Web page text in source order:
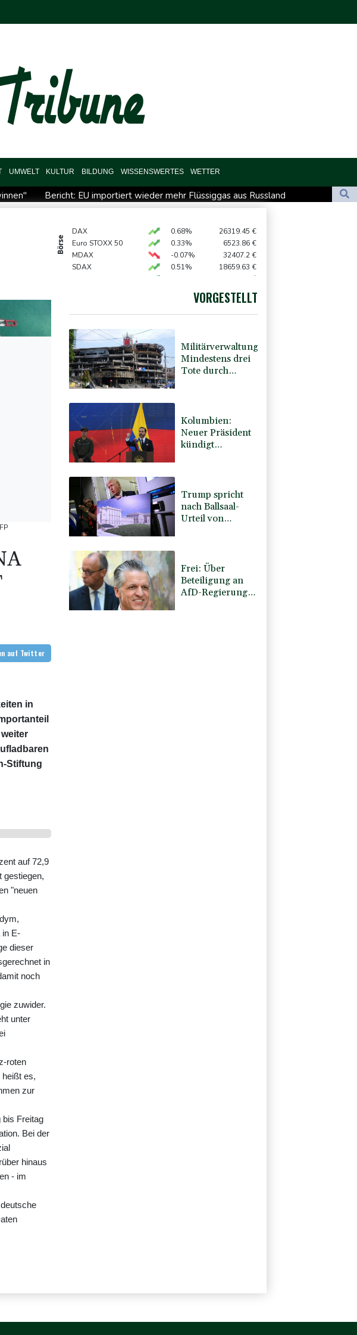
UMWELT KULTUR BILDUNG WISSENSWERTES WETTER
Bericht: EU importiert wieder mehr Flüssiggas aus Russland
Lockerung von Sonn- und Feiertagsfahrverbot für Lastwagen
seit einem Jahrzehnt
Börse
DAX 0.68% 26319.45 €
Euro STOXX 50
0.33% 6523.86 €
MDAX
-0.07% 32407.2 €
SDAX
0.51% 18659.63 €
$
4068.78 €
1.1562 $
auf Twitter
in
Stiftung
auf 72,9
gestiegen,
"neuen
in E-
dieser
in
noch
zuwider.
unter
roten
es,
zur
bis Freitag
Bei der
hinaus
- im
VORGESTELLT
Militärverwaltung:
Mindestens drei
Tote durch
Kolumbien:
Neuer Präsident
kündigt
Trump spricht
nach Ballsaal-
Urteil von
Frei: Über
Beteiligung an
AfD-Regierung